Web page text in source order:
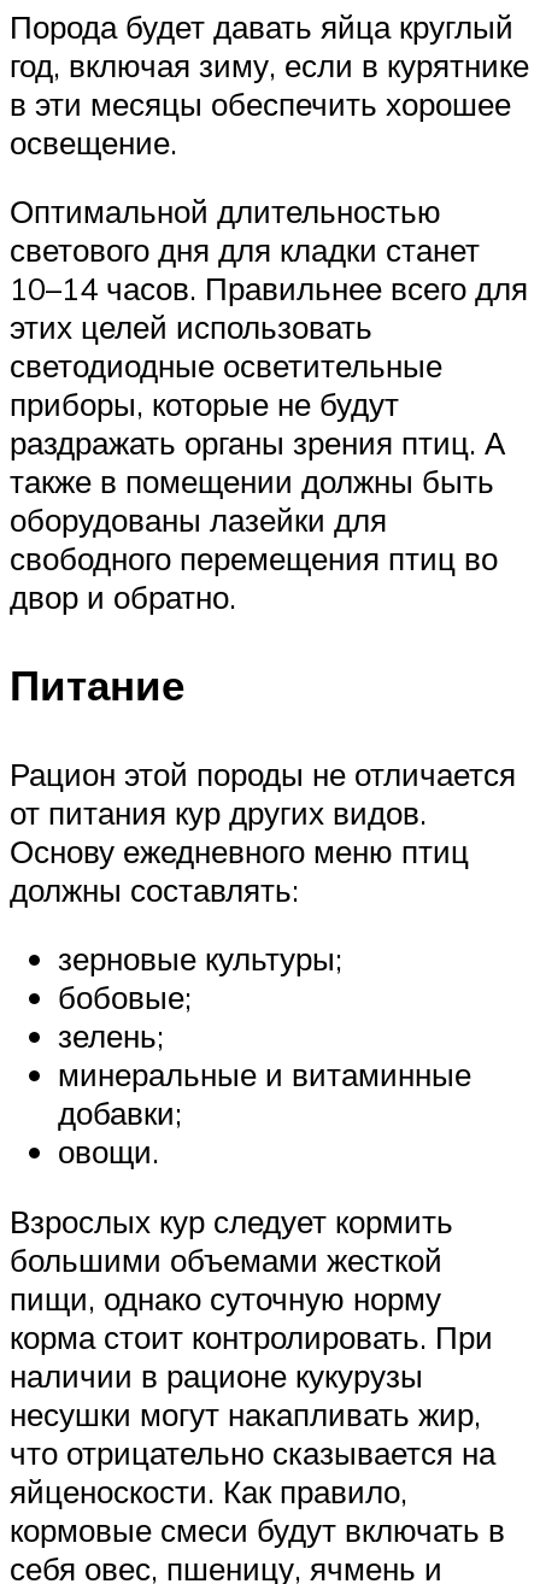
Порода будет давать яйца круглый
год, включая зиму, если в курятнике
в эти месяцы обеспечить хорошее
освещение.
Оптимальной длительностью
светового дня для кладки станет
10–14 часов. Правильнее всего для
этих целей использовать
светодиодные осветительные
приборы, которые не будут
раздражать органы зрения птиц. А
также в помещении должны быть
оборудованы лазейки для
свободного перемещения птиц во
двор и обратно.
Питание
Рацион этой породы не отличается
от питания кур других видов.
Основу ежедневного меню птиц
должны составлять:
зерновые культуры;
бобовые;
зелень;
минеральные и витаминные
добавки;
овощи.
Взрослых кур следует кормить
большими объемами жесткой
пищи, однако суточную норму
корма стоит контролировать. При
наличии в рационе кукурузы
несушки могут накапливать жир,
что отрицательно сказывается на
яйценоскости. Как правило,
кормовые смеси будут включать в
себя овес, пшеницу, ячмень и